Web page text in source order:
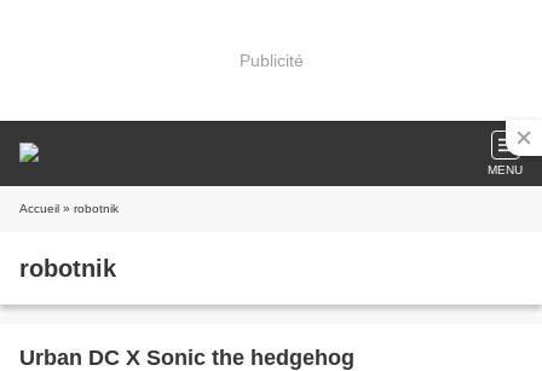
Publicité
MENU
Accueil » robotnik
robotnik
Urban DC X Sonic the hedgehog